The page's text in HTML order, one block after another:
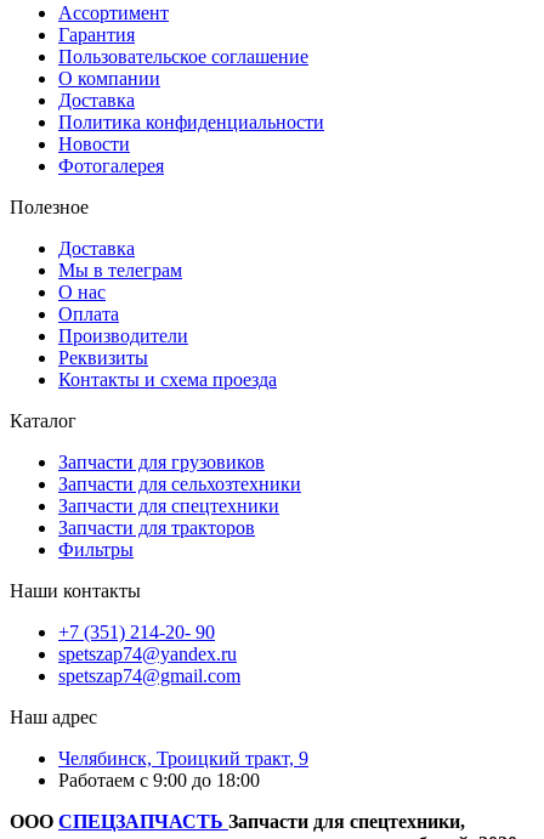
Ассортимент
Гарантия
Пользовательское соглашение
О компании
Доставка
Политика конфиденциальности
Новости
Фотогалерея
Полезное
Доставка
Мы в телеграм
О нас
Оплата
Производители
Реквизиты
Контакты и схема проезда
Каталог
Запчасти для грузовиков
Запчасти для сельхозтехники
Запчасти для спецтехники
Запчасти для тракторов
Фильтры
Наши контакты
+7 (351) 214-20- 90
spetszap74@yandex.ru
spetszap74@gmail.com
Наш адрес
Челябинск, Троицкий тракт, 9
Работаем с 9:00 до 18:00
ООО СПЕЦЗАПЧАСТЬ Запчасти для спецтехники,